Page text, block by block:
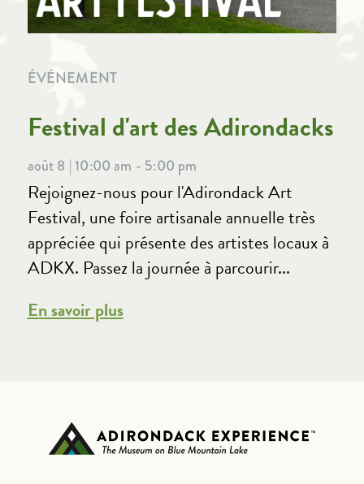
ÉVÉNEMENT
Festival d'art des Adirondacks
août 8 | 10:00 am - 5:00 pm
Rejoignez-nous pour l'Adirondack Art
Festival, une foire artisanale annuelle très
appréciée qui présente des artistes locaux à
ADKX. Passez la journée à parcourir...
En savoir plus